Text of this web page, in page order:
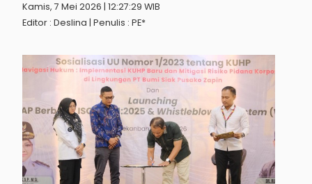
Kamis, 7 Mei 2026 | 12:27:29 WIB
Editor : Deslina | Penulis : PE*